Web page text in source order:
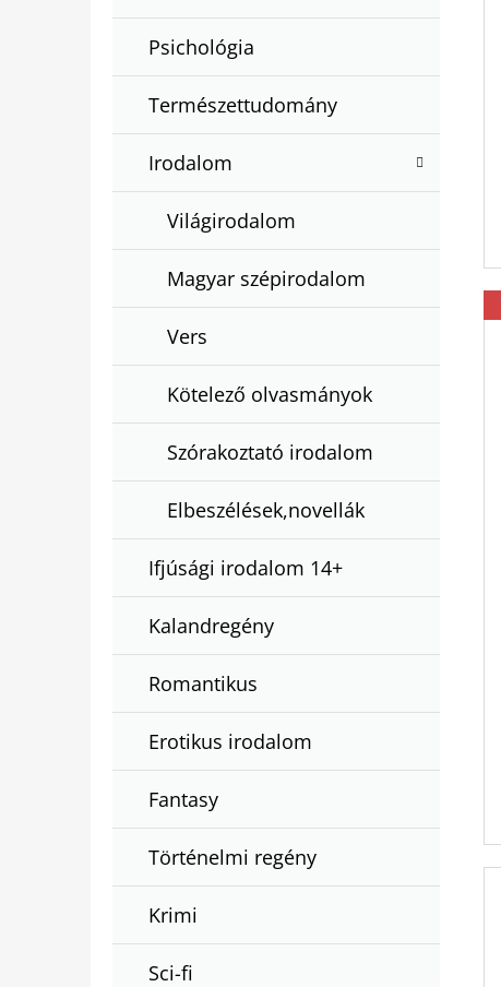
Psichológia
Természettudomány
Irodalom
Világirodalom
Magyar szépirodalom
Vers
Kötelező olvasmányok
Szórakoztató irodalom
Elbeszélések,novellák
Ifjúsági irodalom 14+
Kalandregény
Romantikus
Erotikus irodalom
Fantasy
Történelmi regény
Krimi
Sci-fi